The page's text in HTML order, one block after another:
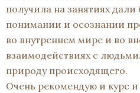
получила на занятиях
понимании и осознании
во внутреннем мире и во
взаимодействиях с
природу происходящего.
Очень рекомендую и курс и